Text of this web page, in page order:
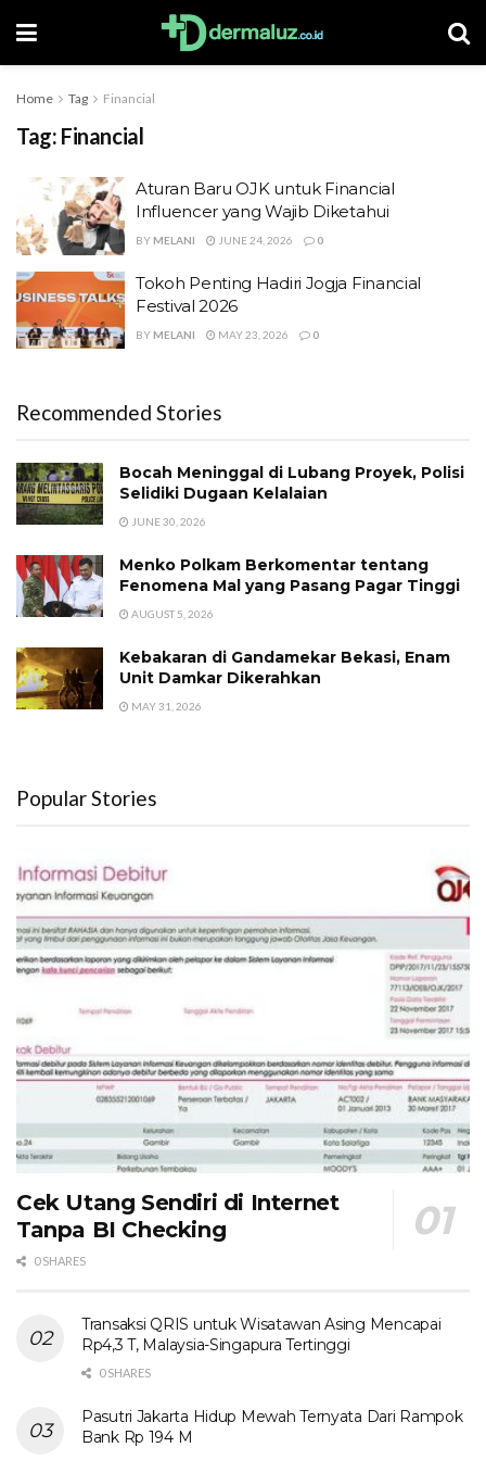
Home Tag Financial
Tag: Financial
Aturan Baru OJK untuk Financial
Influencer yang Wajib Diketahui
BY MELANI JUNE 24, 2026 0
Tokoh Penting Hadiri Jogja Financial
Festival 2026
BY MELANI MAY 23, 2026 0
Recommended Stories
Bocah Meninggal di Lubang Proyek, Polisi
Selidiki Dugaan Kelalaian
JUNE 30, 2026
Menko Polkam Berkomentar tentang
Fenomena Mal yang Pasang Pagar Tinggi
AUGUST 5, 2026
Kebakaran di Gandamekar Bekasi, Enam
Unit Damkar Dikerahkan
MAY 31, 2026
Popular Stories
Cek Utang Sendiri di Internet
Tanpa BI Checking
0 SHARES
Transaksi QRIS untuk Wisatawan Asing Mencapai
Rp4,3 T, Malaysia-Singapura Tertinggi
0 SHARES
Pasutri Jakarta Hidup Mewah Ternyata Dari Rampok
Bank Rp 194 M